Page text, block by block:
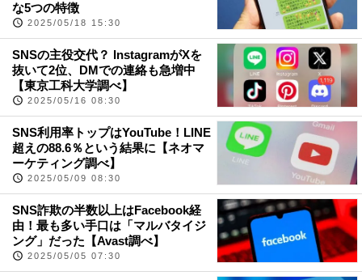
な5つの特徴
2025/05/18 15:30
SNSの主役交代？ InstagramがXを
抜いて2位、DMでの連絡も急増中
【東京工科大学調べ】
2025/05/16 08:30
SNS利用率トップはYouTube！LINE
超えの88.6％という結果に【ネオマ
ーケティング調べ】
2025/05/09 08:30
SNS詐欺の半数以上はFacebook経
由！最も多い手口は「マルバタイジ
ング」だった【Avast調べ】
2025/05/05 07:30